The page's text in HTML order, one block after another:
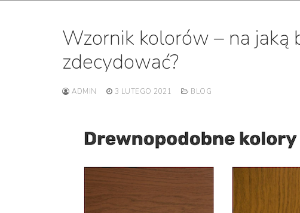
Wzornik kolorów – na jaką
zdecydować?
ADMIN 3 LUTEGO 2021 BLOG